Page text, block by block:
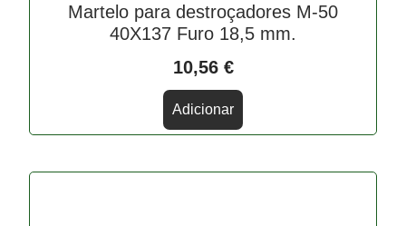
Martelo para destroçadores M-50
40X137 Furo 18,5 mm.
10,56 €
Adicionar